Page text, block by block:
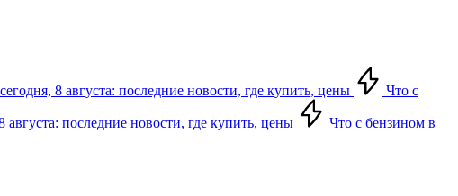
8 августа: последние новости, где купить, цены Что с
последние новости, где купить, цены
Что с бензином в